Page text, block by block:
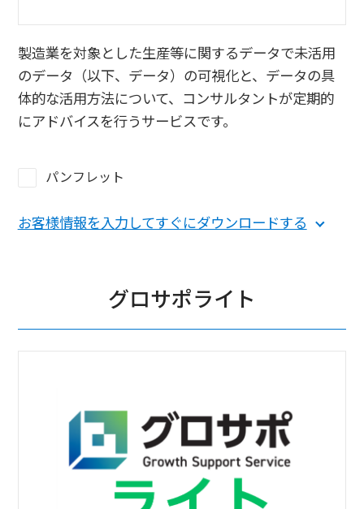
製造業を対象とした生産等に関するデータで未活用
のデータ（以下、データ）の可視化と、データの具
体的な活用方法について、コンサルタントが定期的
にアドバイスを行うサービスです。
パンフレット
お客様情報を入力してすぐにダウンロードする
グロサポライト